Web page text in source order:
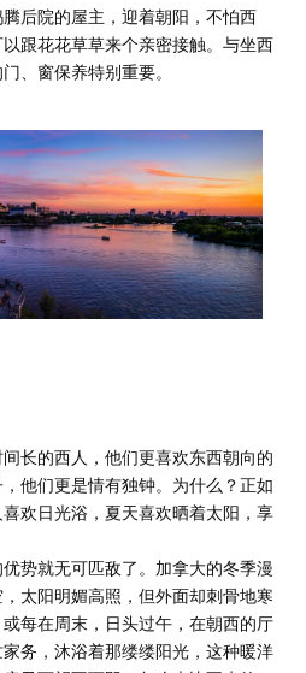
后院的屋主，迎着朝阳，不怕西
跟花花草草来个亲密接触。与坐西
、窗保养特别重要。
长的西人，他们更喜欢东西朝向的
他们更是情有独钟。为什么？正如
欢日光浴，夏天喜欢晒着太阳，享
势就无可匹敌了。加拿大的冬季漫
太阳明媚高照，但外面却刺骨地寒
每在周末，日头过午，在朝西的厅
务，沐浴着那缕缕阳光，这种暖洋